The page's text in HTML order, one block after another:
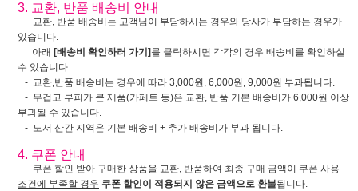
3. 교환, 반품 배송비 안내
- 교환, 반품 배송비는 고객님이 부담하시는 경우와 당사가 부담하는 경우가
있습니다.
아래 [배송비 확인하러 가기] 를 클릭하시면 각각의 경우 배송비를 확인하실
수 있습니다.
- 교환,반품 배송비는 경우에 따라 3,000원, 6,000원, 9,000원 부과됩니다.
- 무겁고 부피가 큰 제품(카페트 등)은 교환, 반품 기본 배송비가 6,000원 이상
부과될 수 있습니다.
- 도서 산간 지역은 기본 배송비 + 추가 배송비가 부과 됩니다.
4. 쿠폰 안내
- 쿠폰 할인 받아 구매한 상품을 교환, 반품하여 최종 구매 금액이 쿠폰 사용
조건에 부족할 경우 쿠폰 할인이 적용되지 않은 금액으로 환불됩니다.